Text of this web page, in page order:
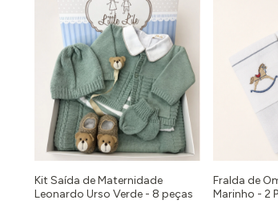
Kit Saída de Maternidade
Leonardo Urso Verde - 8 peças
Fralda de
Marinho - 2